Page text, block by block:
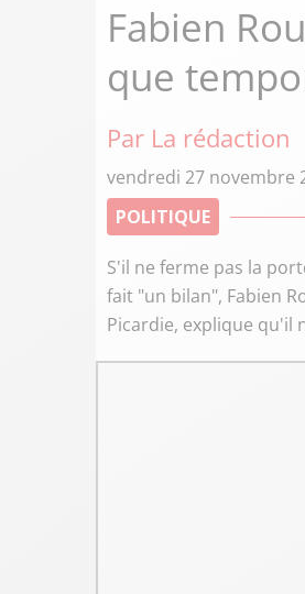
Fabien
que
Par La rédaction
vendredi 27 novembre
POLITIQUE
S'il ne ferme pas la
fait "un bilan", Fabien
Picardie, explique qu'il